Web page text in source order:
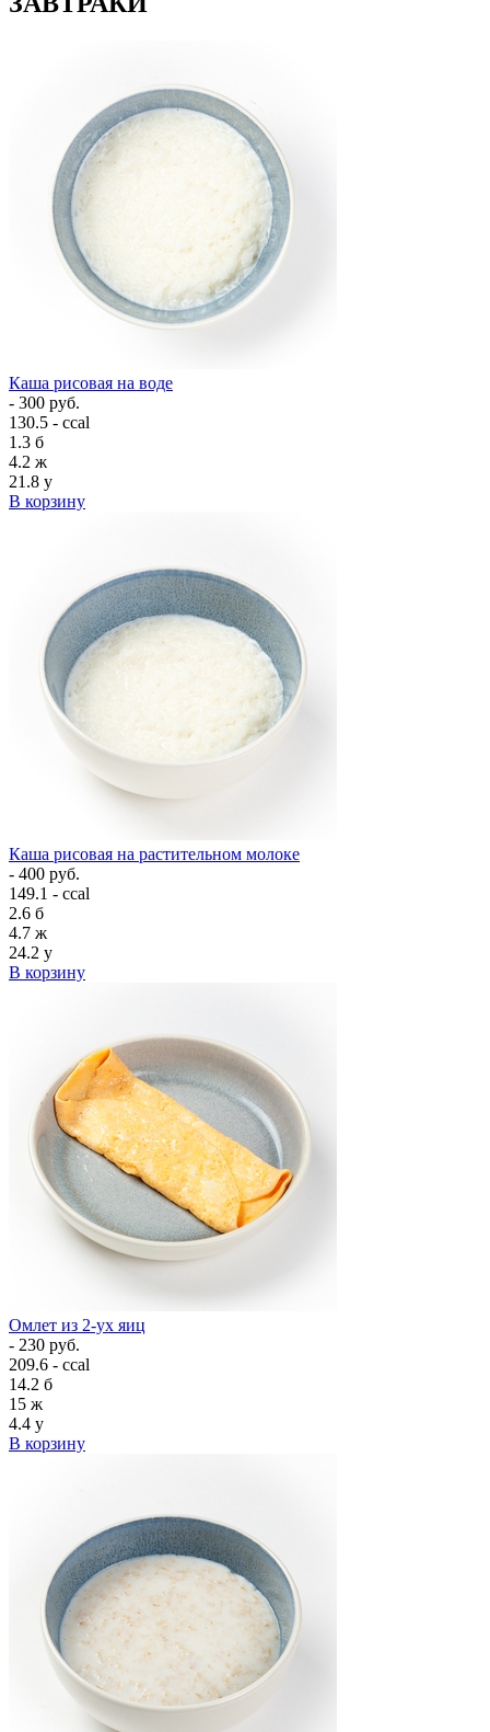
Каша рисовая на воде
- 300 руб.
130.5 - ccal
1.3 б
4.2 ж
21.8 у
В корзину
Каша рисовая на растительном молоке
- 400 руб.
149.1 - ccal
2.6 б
4.7 ж
24.2 у
В корзину
Омлет из 2-ух яиц
- 230 руб.
209.6 - ccal
14.2 б
15 ж
4.4 у
В корзину